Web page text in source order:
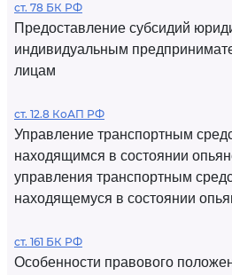
ст. 78 БК РФ
Предоставление субсидий
индивидуальным
лицам
ст. 12.8 КоАП РФ
Управление транспортным
находящимся в состоянии
управления транспортным
находящемуся в состоянии
ст. 161 БК РФ
Особенности правового